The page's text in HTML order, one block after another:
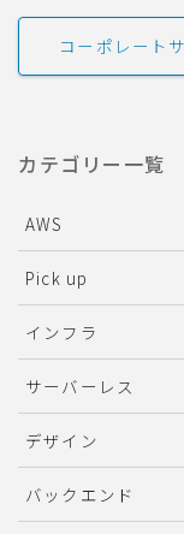
コーポレート
カテゴリー一覧
AWS
Pick up
インフラ
サーバーレス
デザイン
バックエンド